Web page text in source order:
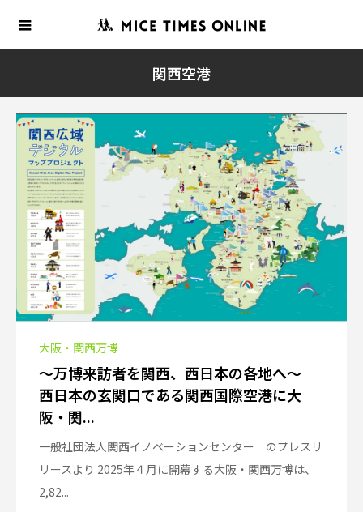
関西空港
大阪・関西万博
～万博来訪者を関西、西日本の各地へ～
西日本の玄関口である関西国際空港に大
阪・関...
一般社団法人関西イノベーションセンター のプレスリ
リースより 2025年４月に開幕する大阪・関西万博は、
2,82...